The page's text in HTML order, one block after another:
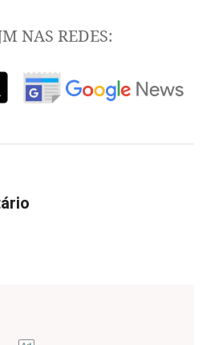
NAS REDES: